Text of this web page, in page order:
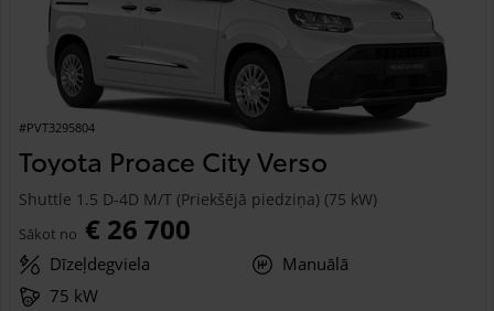
#PVT3295804
Toyota Proace City Verso
Shuttle 1.5 D-4D M/T (Priekšējā piedziņa) (75 kW)
Sākot no € 26 700
Dīzeļdegviela
Manuālā
75 kW